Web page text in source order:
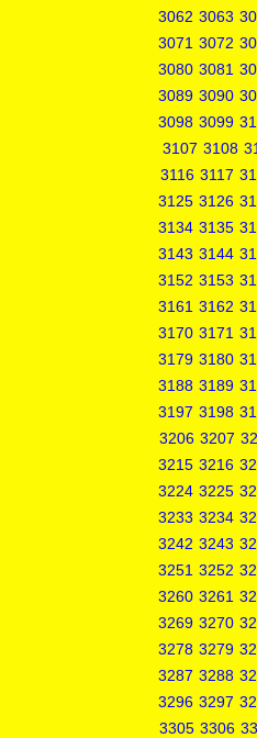
3062 3063
3071 3072
3080 3081
3089 3090
3098 3099
3107 3108
3116 3117
3125 3126
3134 3135
3143 3144
3152 3153
3161 3162
3170 3171
3179 3180
3188 3189
3197 3198
3206 3207
3215 3216
3224 3225
3233 3234
3242 3243
3251 3252
3260 3261
3269 3270
3278 3279
3287 3288
3296 3297
3305 3306